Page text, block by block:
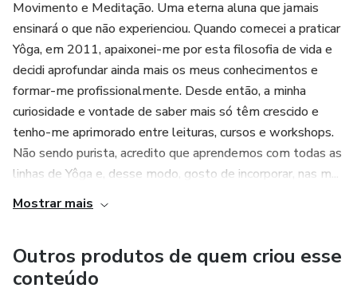
Movimento e Meditação. Uma eterna aluna que jamais
ensinará o que não experienciou. Quando comecei a praticar
Yôga, em 2011, apaixonei-me por esta filosofia de vida e
decidi aprofundar ainda mais os meus conhecimentos e
formar-me profissionalmente. Desde então, a minha
curiosidade e vontade de saber mais só têm crescido e
tenho-me aprimorado entre leituras, cursos e workshops.
Não sendo purista, acredito que aprendemos com todas as
linhas de Yôga e, desse modo, gosto de incorporar, nas m...
Mostrar mais
Outros produtos de quem criou esse
conteúdo